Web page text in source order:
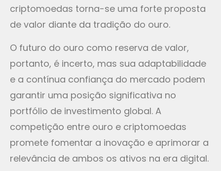
criptomoedas torna-se uma forte proposta
de valor diante da tradição do ouro.
O futuro do ouro como reserva de valor,
portanto, é incerto, mas sua adaptabilidade
e a contínua confiança do mercado podem
garantir uma posição significativa no
portfólio de investimento global. A
competição entre ouro e criptomoedas
promete fomentar a inovação e aprimorar a
relevância de ambos os ativos na era digital.